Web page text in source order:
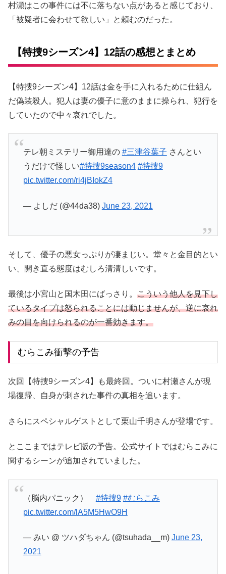
村瀬はこの事件には不に落ちない点があると感じており、
「被疑者に会わせて欲しい」と頼むのだった。
【特捜9シーズン4】12話の感想とまとめ
【特捜9シーズン4】12話は金を手に入れるために仕組ん
だ偽装殺人。犯人は妻の優子に意のままに操られ、犯行を
していたので中々哀れでした。
テレ朝ミステリー御用達の #三津谷葉子 さんとい
うだけで怪しい#特捜9season4 #特捜9
pic.twitter.com/ri4jBIokZ4
— よしだ (@44da38) June 23, 2021
そして、優子の悪女っぷりが凄まじい。堂々と金目的とい
い、開き直る態度はむしろ清清しいです。
最後は小宮山と国木田にばっさり。 こういう他人を見下し
ているタイプは怒られることには動じませんが、逆に哀れ
みの目を向けられるのが一番効きます。
むらこみ衝撃の予告
次回【特捜9シーズン4】も最終回。ついに村瀬さんが現
場復帰、自身が刺された事件の真相を追います。
さらにスペシャルゲストとして栗山千明さんが登場です。
とここまではテレビ版の予告。公式サイトではむらこみに
関するシーンが追加されていました。
（脳内パニック） #特捜9 #むらこみ
pic.twitter.com/lA5M5HwO9H
— みい @ ツハダちゃん (@tsuhada__m) June 23,
2021